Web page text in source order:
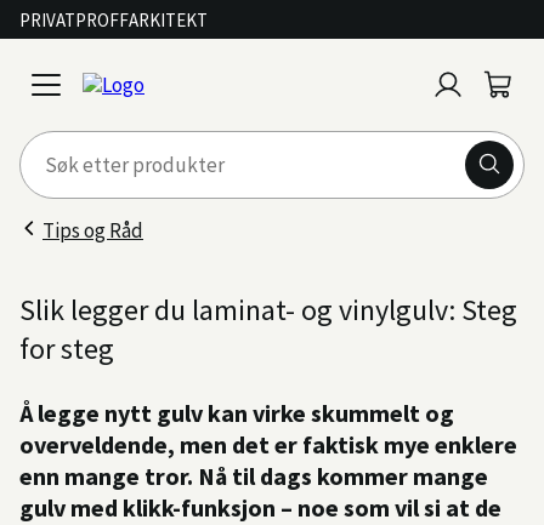
PRIVATPROFFARKITEKT
open
menu
inn
Tips og Råd
Slik legger du laminat- og vinylgulv: Steg
for steg
Å legge nytt gulv kan virke skummelt og
overveldende, men det er faktisk mye enklere
enn mange tror. Nå til dags kommer mange
gulv med klikk-funksjon – noe som vil si at de